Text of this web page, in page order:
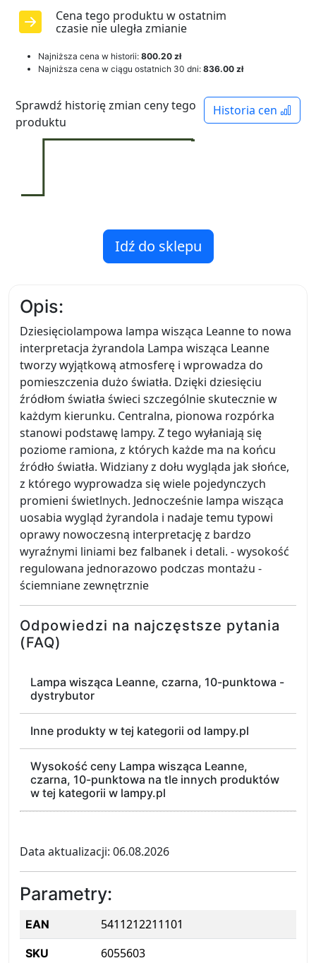
Cena tego produktu w ostatnim
czasie nie uległa zmianie
Najniższa cena w historii: 800.20 zł
Najniższa cena w ciągu ostatnich 30 dni: 836.00 zł
Historia cen
Sprawdź historię zmian ceny tego
produktu
Idź do sklepu
Opis:
Dziesięciolampowa lampa wisząca Leanne to nowa
interpretacja żyrandola Lampa wisząca Leanne
tworzy wyjątkową atmosferę i wprowadza do
pomieszczenia dużo światła. Dzięki dziesięciu
źródłom światła świeci szczególnie skutecznie w
każdym kierunku. Centralna, pionowa rozpórka
stanowi podstawę lampy. Z tego wyłaniają się
poziome ramiona, z których każde ma na końcu
źródło światła. Widziany z dołu wygląda jak słońce,
z którego wyprowadza się wiele pojedynczych
promieni świetlnych. Jednocześnie lampa wisząca
uosabia wygląd żyrandola i nadaje temu typowi
oprawy nowoczesną interpretację z bardzo
wyraźnymi liniami bez falbanek i detali. - wysokość
regulowana jednorazowo podczas montażu -
ściemniane zewnętrznie
Odpowiedzi na najczęstsze pytania
(FAQ)
Lampa wisząca Leanne, czarna, 10-punktowa -
dystrybutor
Inne produkty w tej kategorii od lampy.pl
Wysokość ceny Lampa wisząca Leanne,
czarna, 10-punktowa na tle innych produktów
w tej kategorii w lampy.pl
Data aktualizacji: 06.08.2026
Parametry:
EAN 5411212211101
SKU 6055603